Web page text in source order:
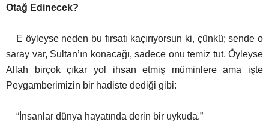
Otağ Edinecek?
E öyleyse neden bu fırsatı kaçırıyorsun ki, çünkü; sende o
saray var, Sultan’ın konacağı, sadece onu temiz tut. Öyleyse
Allah birçok çıkar yol ihsan etmiş müminlere ama işte
Peygamberimizin bir hadiste dediği gibi:
“İnsanlar dünya hayatında derin bir uykuda.”